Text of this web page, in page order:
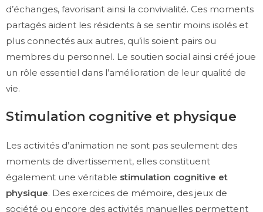
d’échanges, favorisant ainsi la convivialité. Ces moments
partagés aident les résidents à se sentir moins isolés et
plus connectés aux autres, qu’ils soient pairs ou
membres du personnel. Le soutien social ainsi créé joue
un rôle essentiel dans l’amélioration de leur qualité de
vie.
Stimulation cognitive et physique
Les activités d’animation ne sont pas seulement des
moments de divertissement, elles constituent
également une véritable stimulation cognitive et
physique. Des exercices de mémoire, des jeux de
société ou encore des activités manuelles permettent